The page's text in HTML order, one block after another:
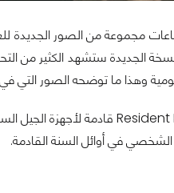
في سنة 2002.إنَّ هذه النسخة
وهذا ما توضحه الصور التي
في أوائل السنة القادمة.